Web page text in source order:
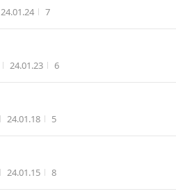
작성시간
24.01.24 조회수
7
작성시간
24.01.23 조회수
6
작성시간
24.01.18 조회수
5
작성시간
24.01.15 조회수
8